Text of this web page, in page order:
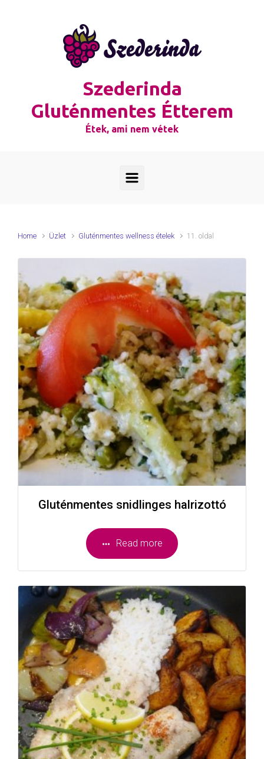
Szederinda
Gluténmentes Étterem
Étek, ami nem vétek
Home Üzlet Gluténmentes wellness ételek 11. oldal
Gluténmentes snidlinges halrizottó
Read more